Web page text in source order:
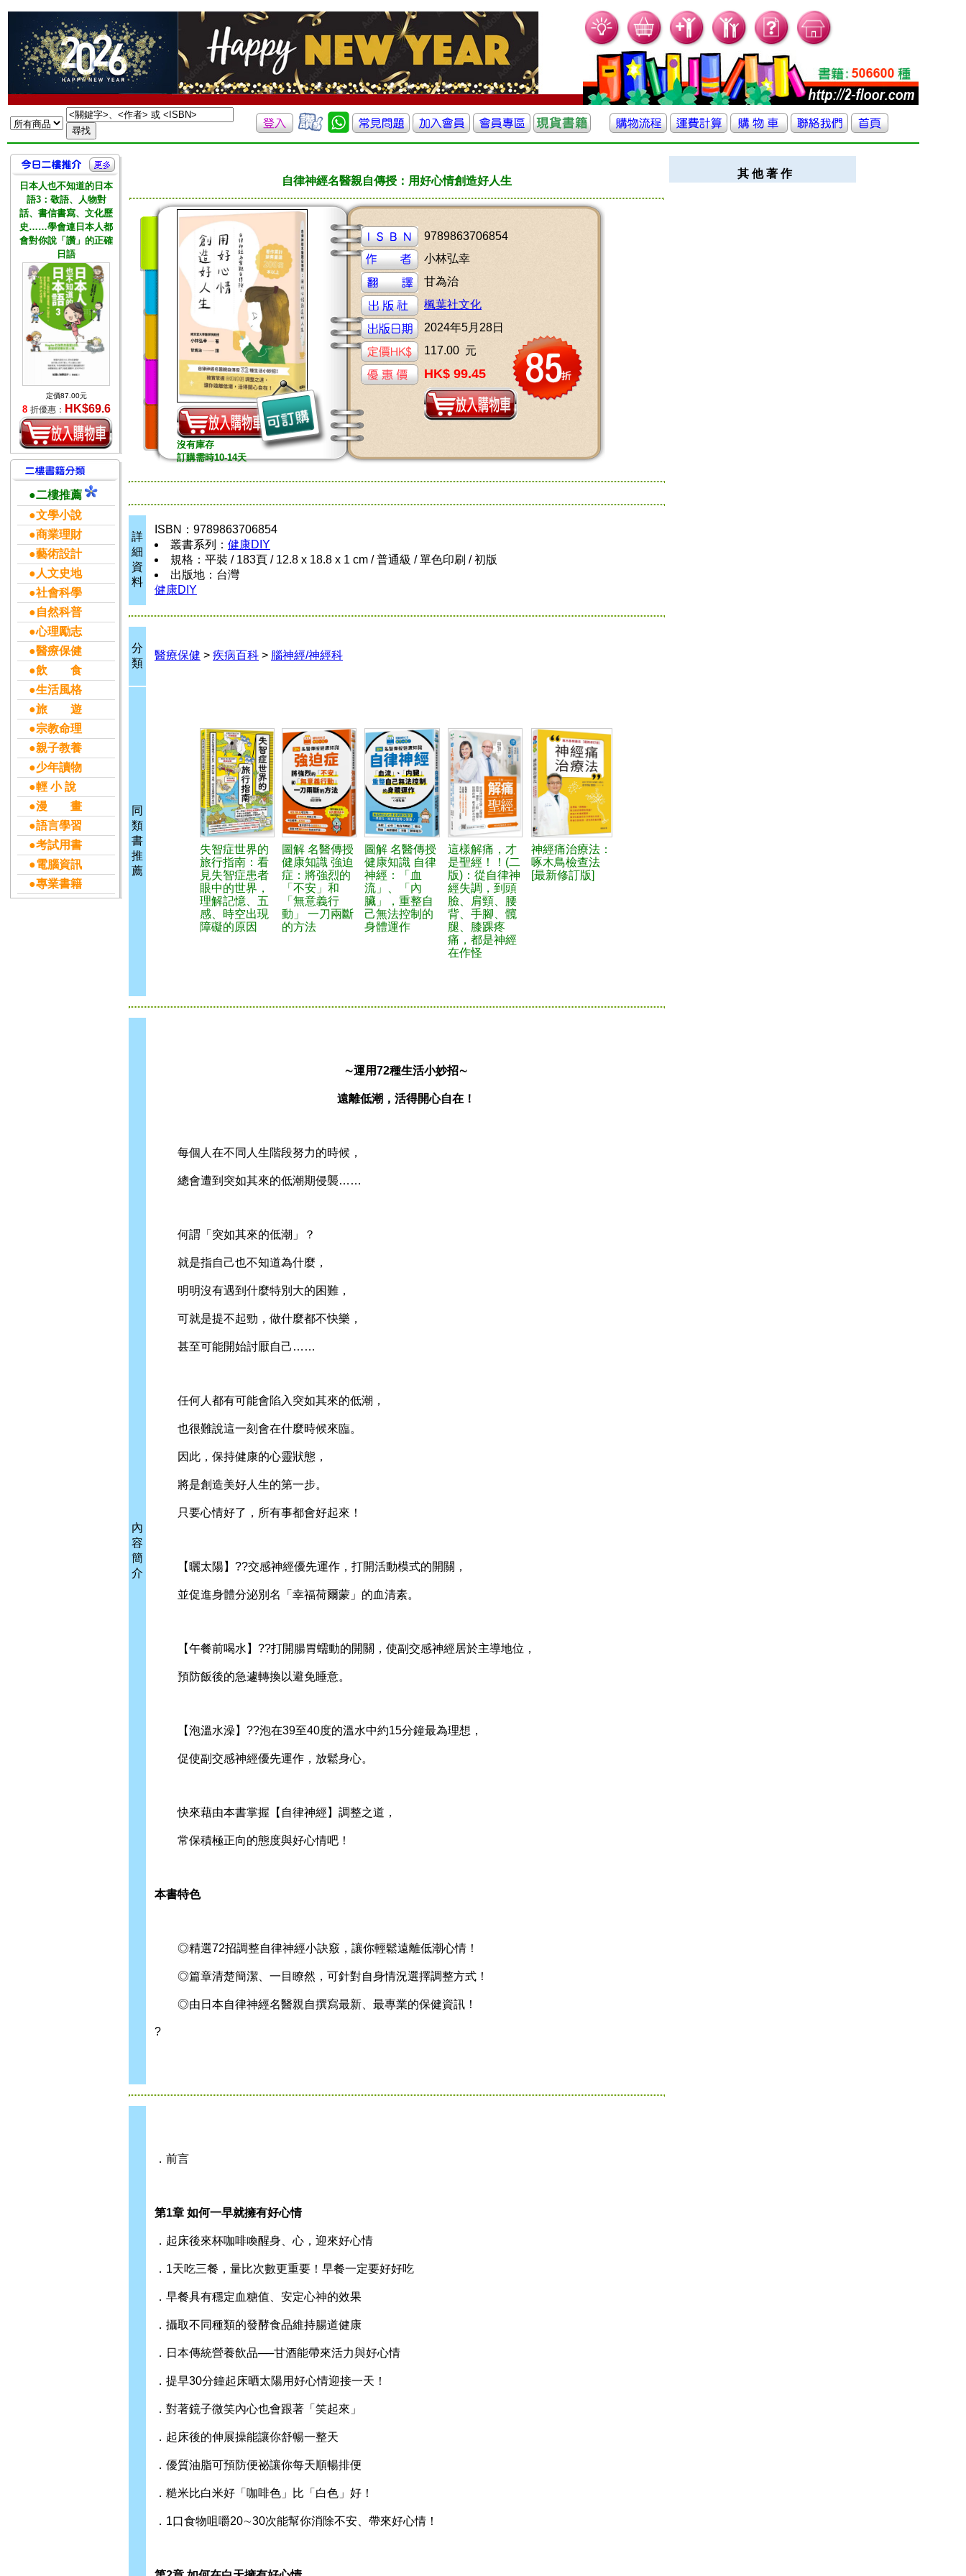
日本人也不知道的日本
語3：敬語、人物對
話、書信書寫、文化歷
史……學會連日本人都
會對你說「讚」的正確
日語
定價87.00元
8 折優惠： HK$69.6
●二樓推薦
●文學小說
●商業理財
●藝術設計
●人文史地
●社會科學
●自然科普
●心理勵志
●醫療保健
●飲 食
●生活風格
●旅 遊
●宗教命理
●親子教養
●少年讀物
●輕 小 說
●漫 畫
●語言學習
●考試用書
●電腦資訊
●專業書籍
自律神經名醫親自傳授：用好心情創造好人生
沒有庫存
訂購需時10-14天
9789863706854
小林弘幸
甘為治
楓葉社文化
2024年5月28日
117.00 元
HK$ 99.45
詳
細
資
料
ISBN：9789863706854
叢書系列： 健康DIY
規格：平裝 / 183頁 / 12.8 x 18.8 x 1 cm / 普通級 / 單色印刷 / 初版
出版地：台灣
健康DIY
分
類
醫療保健 > 疾病百科 > 腦神經/神經科
同
類
書
推
薦
失智症世界的
旅行指南：看
見失智症患者
眼中的世界，
理解記憶、五
感、時空出現
障礙的原因
圖解 名醫傳授
健康知識 強迫
症：將強烈的
「不安」和
「無意義行
動」 一刀兩斷
的方法
圖解 名醫傳授
健康知識 自律
神經：「血
流」、「內
臟」，重整自
己無法控制的
身體運作
這樣解痛，才
是聖經！！(二
版)：從自律神
經失調，到頭
臉、肩頸、腰
背、手腳、髖
腿、膝踝疼
痛，都是神經
在作怪
神經痛治療法：
啄木鳥檢查法
[最新修訂版]
內
容
簡
介
∼運用72種生活小妙招∼
遠離低潮，活得開心自在！
每個人在不同人生階段努力的時候，
總會遭到突如其來的低潮期侵襲……
何謂「突如其來的低潮」？
就是指自己也不知道為什麼，
明明沒有遇到什麼特別大的困難，
可就是提不起勁，做什麼都不快樂，
甚至可能開始討厭自己……
任何人都有可能會陷入突如其來的低潮，
也很難說這一刻會在什麼時候來臨。
因此，保持健康的心靈狀態，
將是創造美好人生的第一步。
只要心情好了，所有事都會好起來！
【曬太陽】??交感神經優先運作，打開活動模式的開關，
並促進身體分泌別名「幸福荷爾蒙」的血清素。
【午餐前喝水】??打開腸胃蠕動的開關，使副交感神經居於主導地位，
預防飯後的急遽轉換以避免睡意。
【泡溫水澡】??泡在39至40度的溫水中約15分鐘最為理想，
促使副交感神經優先運作，放鬆身心。
快來藉由本書掌握【自律神經】調整之道，
常保積極正向的態度與好心情吧！
本書特色
◎精選72招調整自律神經小訣竅，讓你輕鬆遠離低潮心情！
◎篇章清楚簡潔、一目瞭然，可針對自身情況選擇調整方式！
◎由日本自律神經名醫親自撰寫最新、最專業的保健資訊！
?
．前言
第1章 如何一早就擁有好心情
．起床後來杯咖啡喚醒身、心，迎來好心情
．1天吃三餐，量比次數更重要！早餐一定要好好吃
．早餐具有穩定血糖值、安定心神的效果
．攝取不同種類的發酵食品維持腸道健康
．日本傳統營養飲品──甘酒能帶來活力與好心情
．提早30分鐘起床晒太陽用好心情迎接一天！
．對著鏡子微笑內心也會跟著「笑起來」
．起床後的伸展操能讓你舒暢一整天
．優質油脂可預防便祕讓你每天順暢排便
．糙米比白米好「咖啡色」比「白色」好！
．1口食物咀嚼20∼30次能幫你消除不安、帶來好心情！
其 他 著 作